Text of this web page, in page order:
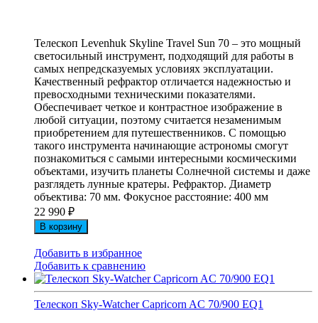
Телескоп Levenhuk Skyline Travel Sun 70 – это мощный
светосильный инструмент, подходящий для работы в
самых непредсказуемых условиях эксплуатации.
Качественный рефрактор отличается надежностью и
превосходными техническими показателями.
Обеспечивает четкое и контрастное изображение в
любой ситуации, поэтому считается незаменимым
приобретением для путешественников. С помощью
такого инструмента начинающие астрономы смогут
познакомиться с самыми интересными космическими
объектами, изучить планеты Солнечной системы и даже
разглядеть лунные кратеры. Рефрактор. Диаметр
объектива: 70 мм. Фокусное расстояние: 400 мм
22 990 ₽
В корзину
Добавить в избранное
Добавить к сравнению
Телескоп Sky-Watcher Capricorn AC 70/900 EQ1